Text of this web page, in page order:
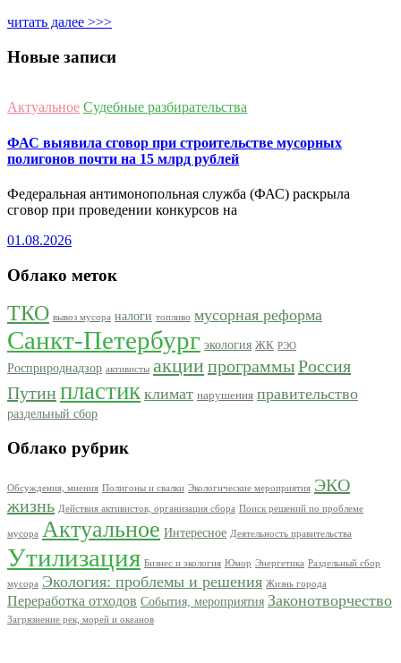
читать далее >>>
Новые записи
Актуальное Судебные разбирательства
ФАС выявила сговор при строительстве мусорных
полигонов почти на 15 млрд рублей
Федеральная антимонопольная служба (ФАС) раскрыла
сговор при проведении конкурсов на
01.08.2026
Облако меток
ТКО вывоз мусора налоги топливо мусорная реформа
Санкт-Петербург экология ЖК РЭО
Росприроднадзор активисты акциипрограммыРоссия
Путин пластик климат нарушения правительство
раздельный сбор
Облако рубрик
Обсуждения, мнения Полигоны и свалки Экологические мероприятия ЭКО
жизнь Действия активистов, организация сбора Поиск решений по проблеме
мусора Актуальное Интересное Деятельность правительства
Утилизация Бизнес и экология Юмор Энергетика Раздельный сбор
мусора Экология: проблемы и решения Жизнь города
Переработка отходов События, мероприятия Законотворчество
Загрязнение рек, морей и океанов